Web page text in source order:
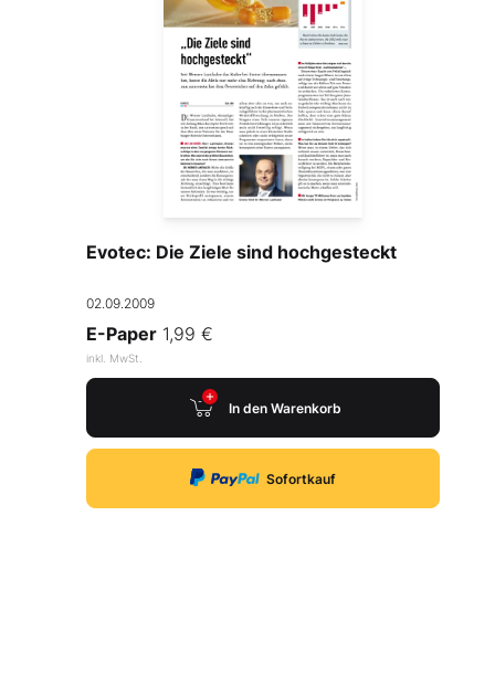
Evotec: Die Ziele sind hochgesteckt
02.09.2009
E-Paper 1,99 €
inkl. MwSt.
In den Warenkorb
Sofortkauf